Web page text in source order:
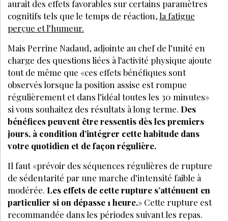
aurait des effets favorables sur certains paramètres
cognitifs tels que le temps de réaction, la fatigue
perçue et l’humeur.
Mais Perrine Nadaud, adjointe au chef de l’unité en
charge des questions liées à l’activité physique ajoute
tout de même que «ces effets bénéfiques sont
observés lorsque la position assise est rompue
régulièrement et dans l’idéal toutes les 30 minutes»
si vous souhaitez des résultats à long terme. Des
bénéfices peuvent être ressentis dès les premiers
jours, à condition d’intégrer cette habitude dans
votre quotidien et de façon régulière.
Il faut «prévoir des séquences régulières de rupture
de sédentarité par une marche d’intensité faible à
modérée. Les effets de cette rupture s’atténuent en
particulier si on dépasse 1 heure.» Cette rupture est
recommandée dans les périodes suivant les repas.